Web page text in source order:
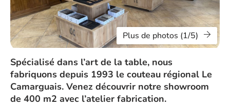
Plus de photos (1/5)
Spécialisé dans l’art de la table, nous
fabriquons depuis 1993 le couteau régional Le
Camarguais. Venez découvrir notre showroom
de 400 m2 avec l’atelier fabrication.